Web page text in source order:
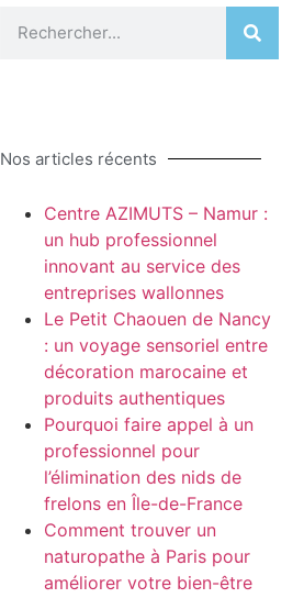
Nos articles récents
Centre AZIMUTS – Namur :
un hub professionnel
innovant au service des
entreprises wallonnes
Le Petit Chaouen de Nancy
: un voyage sensoriel entre
décoration marocaine et
produits authentiques
Pourquoi faire appel à un
professionnel pour
l’élimination des nids de
frelons en Île-de-France
Comment trouver un
naturopathe à Paris pour
améliorer votre bien-être